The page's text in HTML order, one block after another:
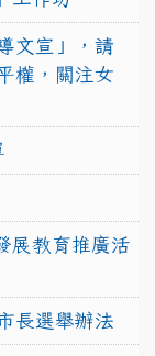
文宣」，請
權，關注女
展教育推廣活
長選舉辦法